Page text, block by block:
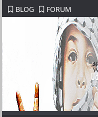
BLOG FORUM